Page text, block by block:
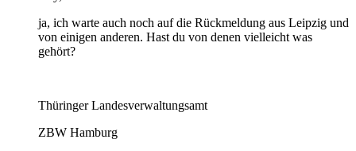
ja, ich warte auch noch auf die Rückmeldung aus Leipzig und
von einigen anderen. Hast du von denen vielleicht was
gehört?
Thüringer Landesverwaltungsamt
ZBW Hamburg